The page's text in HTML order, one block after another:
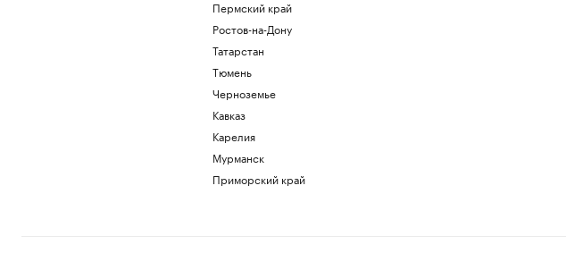
Мельникову и других лидеров на ЧЕ
✍🏻 Сколько вам стоит привычка искать
идеальное решение? Проверьте себя
Пермский край
Ростов-на-Дону
Татарстан
Тюмень
Черноземье
Кавказ
Карелия
Мурманск
Приморский край